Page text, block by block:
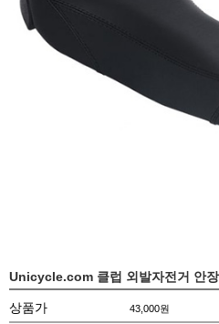
Unicycle.com 클럽 외발자전거 안장
상품가 43,000원